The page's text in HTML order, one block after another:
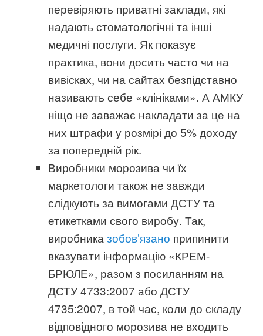
перевіряють приватні заклади, які
надають стоматологічні та інші
медичні послуги. Як показує
практика, вони досить часто чи на
вивісках, чи на сайтах безпідставно
називають себе «клініками». А АМКУ
ніщо не заважає накладати за це на
них штрафи у розмірі до 5% доходу
за попередній рік.
Виробники морозива чи їх
маркетологи також не завжди
слідкують за вимогами ДСТУ та
етикетками свого виробу. Так,
виробника зобов’язано припинити
вказувати інформацію «КРЕМ-
БРЮЛЕ», разом з посиланням на
ДСТУ 4733:2007 або ДСТУ
4735:2007, в той час, коли до складу
відповідного морозива не входить